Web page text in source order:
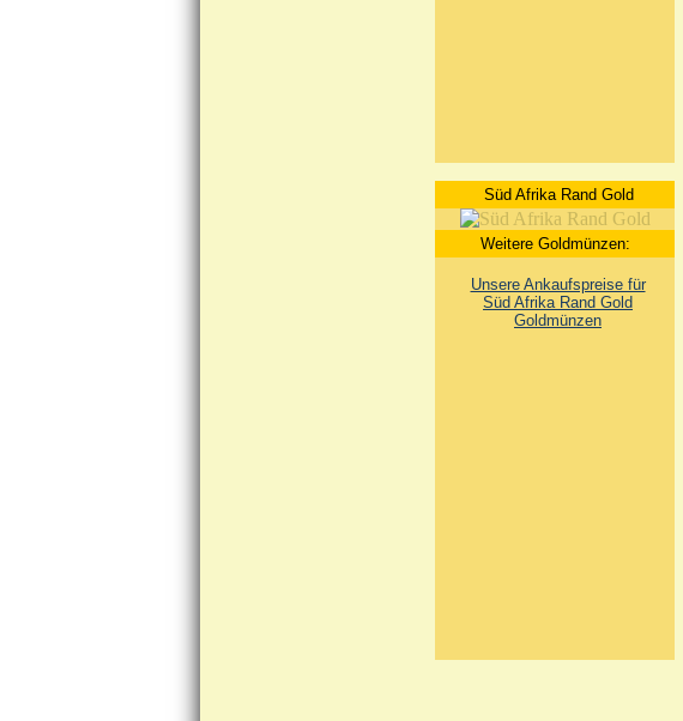
Süd Afrika Rand Gold
Weitere Goldmünzen:
Unsere Ankaufspreise für
Süd Afrika Rand Gold
Goldmünzen